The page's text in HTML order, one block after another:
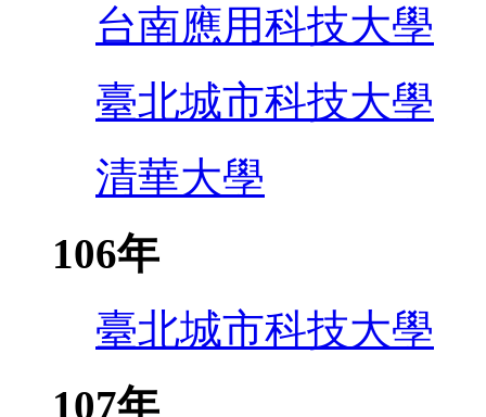
台南應用科技大學
臺北城市科技大學
清華大學
106年
臺北城市科技大學
107年